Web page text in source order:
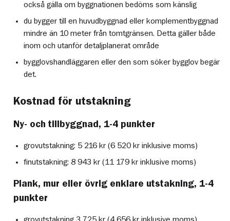
också gälla om byggnationen bedöms som känslig
du bygger till en huvudbyggnad eller komplementbyggnad
mindre än 10 meter från tomtgränsen. Detta gäller både
inom och utanför detaljplanerat område
bygglovshandläggaren eller den som söker bygglov begär
det.
Kostnad för utstakning
Ny- och tillbyggnad, 1-4 punkter
grovutstakning: 5 216 kr (6 520 kr inklusive moms)
finutstakning: 8 943 kr (11 179 kr inklusive moms)
Plank, mur eller övrig enklare utstakning, 1-4
punkter